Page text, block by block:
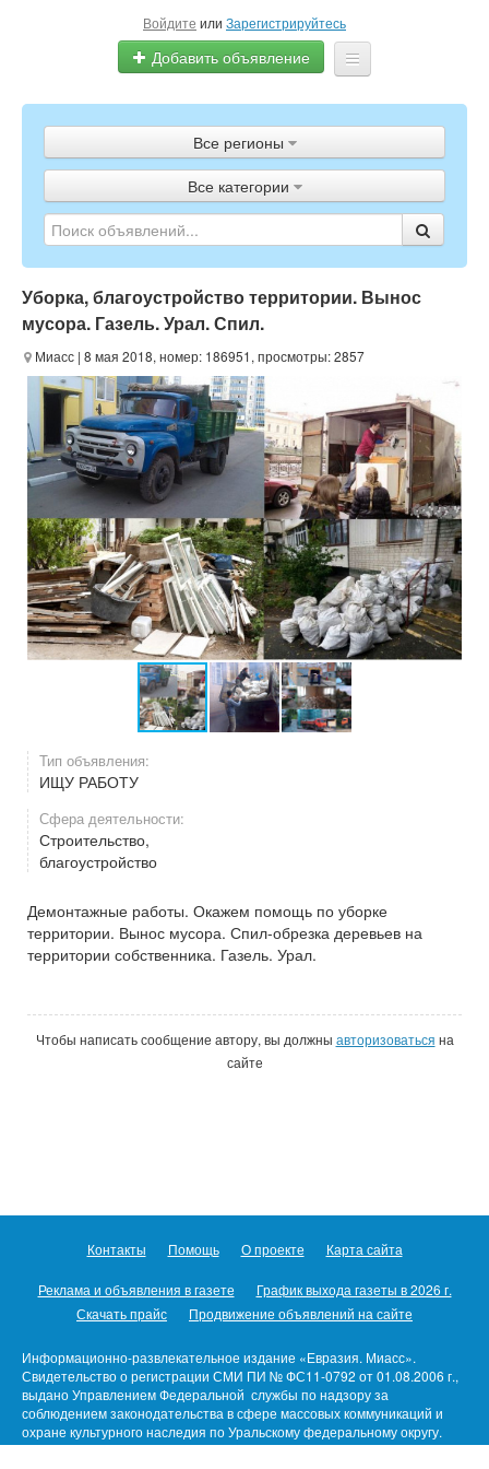
Войдите или Зарегистрируйтесь
Добавить объявление
Объявления
Полистать газету
ТВ-программа
Все регионы
Все категории
Уборка, благоустройство территории. Вынос
мусора. Газель. Урал. Спил.
Миасс | 8 мая 2018, номер: 186951, просмотры: 2857
Тип объявления:
ИЩУ РАБОТУ
Сфера деятельности:
Строительство,
благоустройство
Демонтажные работы. Окажем помощь по уборке
территории. Вынос мусора. Спил-обрезка деревьев на
территории собственника. Газель. Урал.
Чтобы написать сообщение автору, вы должны авторизоваться на
сайте
Контакты Помощь О проекте Карта сайта
Реклама и объявления в газете
График выхода газеты в 2026 г.
Скачать прайс
Продвижение объявлений на сайте
Информационно-развлекательное издание «Евразия. Миасс».
Свидетельство о регистрации СМИ ПИ № ФС11-0792 от 01.08.2006 г.,
выдано Управлением Федеральной службы по надзору за
соблюдением законодательства в сфере массовых коммуникаций и
охране культурного наследия по Уральскому федеральному округу.
Предназначено для пользователей/детей старше 16 лет.